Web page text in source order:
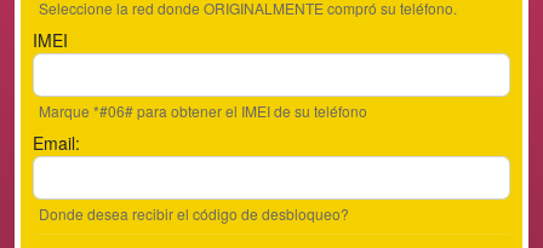
Seleccione la red donde ORIGINALMENTE compró su teléfono.
IMEI
Marque *#06# para obtener el IMEI de su teléfono
Email:
Donde desea recibir el código de desbloqueo?